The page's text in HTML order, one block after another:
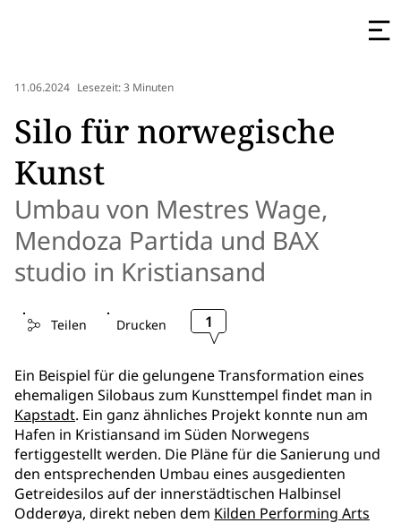
11.06.2024 Lesezeit: 3 Minuten
Silo für norwegische
Kunst
Umbau von Mestres Wage,
Mendoza Partida und BAX
studio in Kristiansand
Teilen Drucken 1
Ein Beispiel für die gelungene Transformation eines
ehemaligen Silobaus zum Kunsttempel findet man in
Kapstadt. Ein ganz ähnliches Projekt konnte nun am
Hafen in Kristiansand im Süden Norwegens
fertiggestellt werden. Die Pläne für die Sanierung und
den entsprechenden Umbau eines ausgedienten
Getreidesilos auf der innerstädtischen Halbinsel
Odderøya, direkt neben dem Kilden Performing Arts